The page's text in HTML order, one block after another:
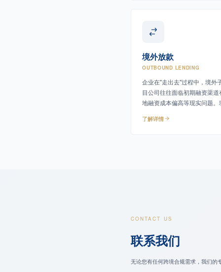
境外放款
OUTBOUND LENDING
企业在"走出去"过程中，境外
目公司往往面临初期融资渠道
地融资成本偏高等现实问题。
性资金支持。
了解详情
CONTACT US
联系我们
无论您有任何跨境合规需求，我们的